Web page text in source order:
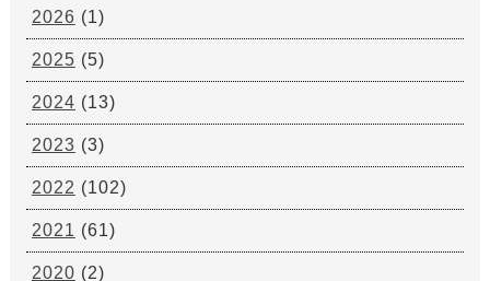
2026 (1)
2025 (5)
2024 (13)
2023 (3)
2022 (102)
2021 (61)
2020 (2)